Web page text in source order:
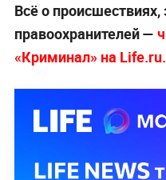
Всё о
правоохранителей —
«Криминал» на Life.ru.